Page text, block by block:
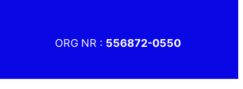
ORG NR : 556872-0550